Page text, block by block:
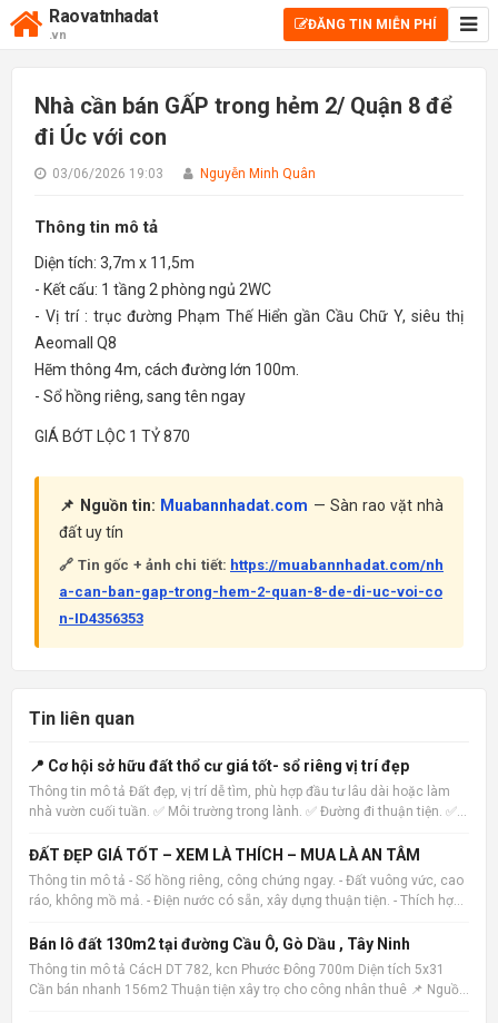
Raovatnhadat
.vn
ĐĂNG TIN MIỄN PHÍ
Nhà cần bán GẤP trong hẻm 2/ Quận 8 để
đi Úc với con
03/06/2026 19:03 Nguyễn Minh Quân
Thông tin mô tả
Diện tích: 3,7m x 11,5m
- Kết cấu: 1 tầng 2 phòng ngủ 2WC
- Vị trí : trục đường Phạm Thế Hiển gần Cầu Chữ Y, siêu thị
Aeomall Q8
Hẽm thông 4m, cách đường lớn 100m.
- Sổ hồng riêng, sang tên ngay
GIÁ BỚT LỘC 1 TỶ 870
📌 Nguồn tin: Muabannhadat.com — Sàn rao vặt nhà
đất uy tín
🔗 Tin gốc + ảnh chi tiết: https://muabannhadat.com/nh
a-can-ban-gap-trong-hem-2-quan-8-de-di-uc-voi-co
n-ID4356353
Tin liên quan
📍 Cơ hội sở hữu đất thổ cư giá tốt- sổ riêng vị trí đẹp
Thông tin mô tả Đất đẹp, vị trí dễ tìm, phù hợp đầu tư lâu dài hoặc làm
nhà vườn cuối tuần. ✅ Môi trường trong lành. ✅ Đường đi thuận tiện. ✅
và vị trí. 📌 Nguồn tin: Muabannhadat
ĐẤT ĐẸP GIÁ TỐT – XEM LÀ THÍCH – MUA LÀ AN TÂM
Thông tin mô tả - Sổ hồng riêng, công chứng ngay. - Đất vuông vức, cao
ráo, không mồ mả. - Điện nước có sẵn, xây dựng thuận tiện. - Thích hợp
Muabannhadat.com &mdash; Sàn rao vặt nhà đất uy tín 🔗
Bán lô đất 130m2 tại đường Cầu Ô, Gò Dầu , Tây Ninh
Thông tin mô tả CácH DT 782, kcn Phước Đông 700m Diện tích 5x31
Cần bán nhanh 156m2 Thuận tiện xây trọ cho công nhân thuê 📌 Nguồn